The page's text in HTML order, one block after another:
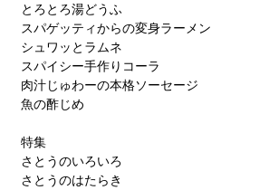
とろとろ湯どうふ
スパゲッティからの変身ラーメン
シュワッとラムネ
スパイシー手作りコーラ
肉汁じゅわーの本格ソーセージ
魚の酢じめ
特集
さとうのいろいろ
さとうのはたらき